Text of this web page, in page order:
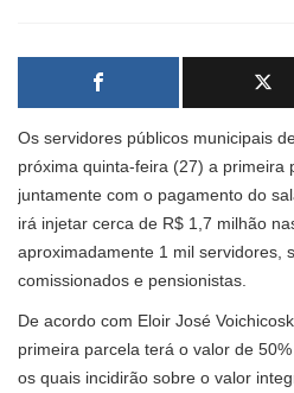
Os servidores públicos municipais
próxima quinta-feira (27) a primeira
juntamente com o pagamento do
irá injetar cerca de R$ 1,7 milhão
aproximadamente 1 mil servidores,
comissionados e pensionistas.
De acordo com Eloir José
primeira parcela terá o valor de
os quais incidirão sobre o valor